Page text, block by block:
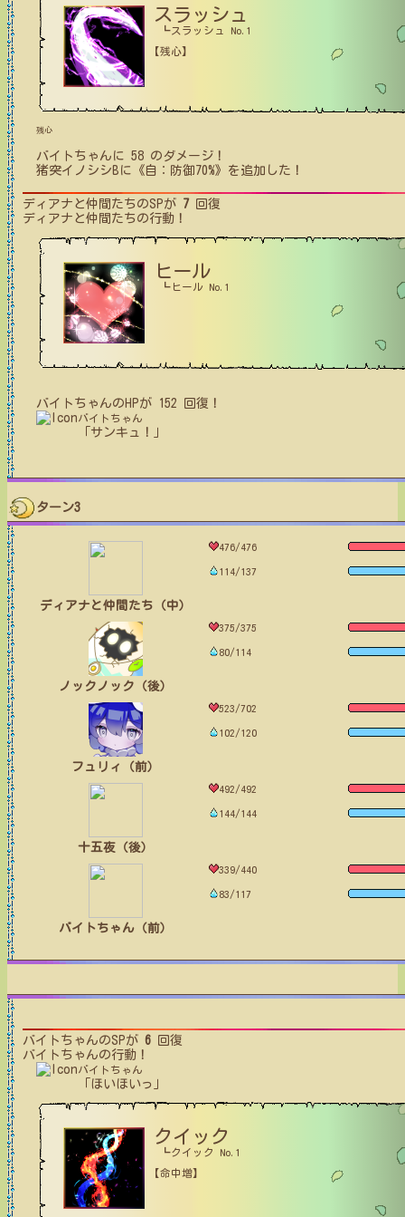
スラッシュ
┗スラッシュ No.1
【残心】
残心
バイトちゃん に 58 のダメージ！
猪突イノシシB に 《自：防御70%》 を追加した！
ディアナと仲間たち のSPが 7 回復
ディアナと仲間たち の行動！
ヒール
┗ヒール No.1
バイトちゃんの HPが 152 回復！
バイトちゃん
「サンキュ！」
ターン3
ディアナと仲間たち（中）
476/476
114/137
ノックノック（後）
375/375
80/114
フュリィ（前）
523/702
102/120
十五夜（後）
492/492
144/144
バイトちゃん（前）
339/440
83/117
バイトちゃんのSPが 6 回復
バイトちゃんの行動！
バイトちゃん
「ほいほいっ」
クイック
┗クイック No.1
【命中増】